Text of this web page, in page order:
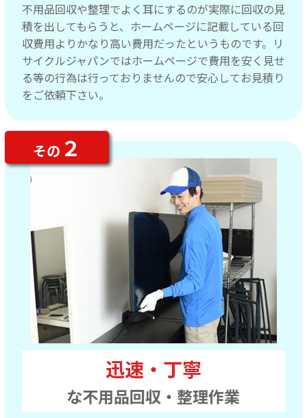
不用品回収や整理でよく耳にするのが実際に回収の見
積を出してもらうと、ホームページに記載している回
収費用よりかなり高い費用だったというものです。リ
サイクルジャパンではホームページで費用を安く見せ
る等の行為は行っておりませんので安心してお見積り
をご依頼下さい。
迅速・丁寧
な不用品回収・整理作業
その ２